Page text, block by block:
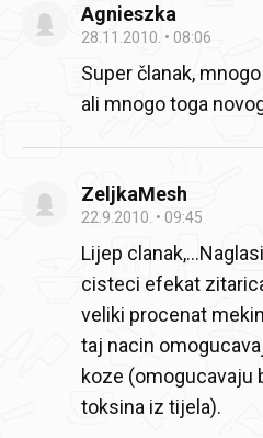
Agnieszka
28.11.2010. 08:06
Super članak,
ali mnogo toga
ZeljkaMesh
22.9.2010. 09:45
Lijep
cisteci efekat
veliki procenat
taj nacin
koze (omogucavaju
toksina iz tijela).